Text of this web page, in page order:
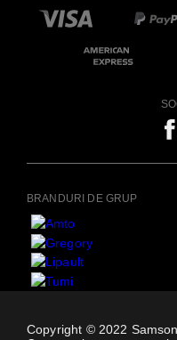
BRANDURI DE GRUP
Copyright © 2022